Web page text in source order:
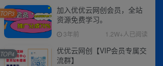
加入优优云网创会员，全站
资源免费学习。
3年前 1.2W+人已阅读
TOP3
优优云网创【VIP会员专属交
流群】
TOP4